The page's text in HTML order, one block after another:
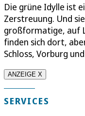
Die grüne Idylle ist
Zerstreuung. Und
großformatige, auf
finden sich dort,
Schloss, Vorburg
ANZEIGE X
SERVICES